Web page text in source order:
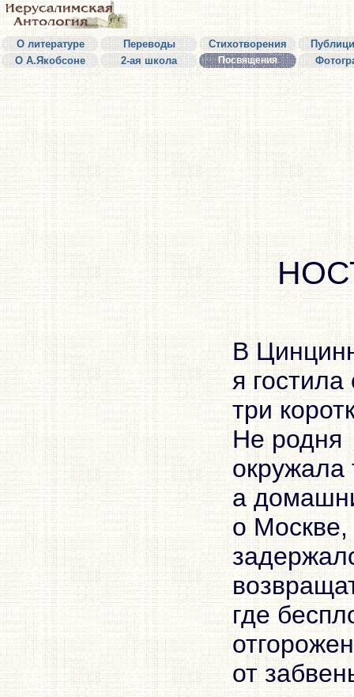
О литературе Переводы Стихотворения
О А.Якобсоне
2-ая школа Посвящения
В
я
три
Не родня
а
о
где
от